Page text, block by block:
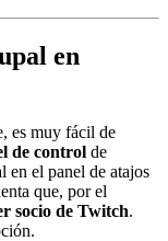
en
es muy fácil de
de control de
en el panel de atajos
que, por el
socio de Twitch.